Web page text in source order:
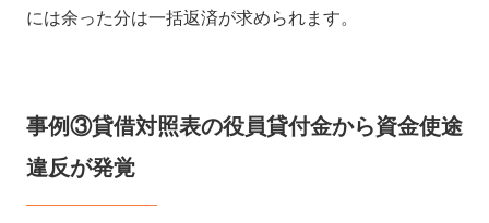
には余った分は一括返済が求められます。
事例③貸借対照表の役員貸付金から資金使途
違反が発覚